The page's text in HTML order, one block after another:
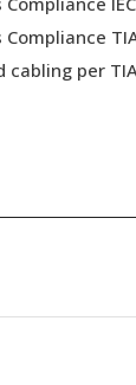
Compliance
cabling per